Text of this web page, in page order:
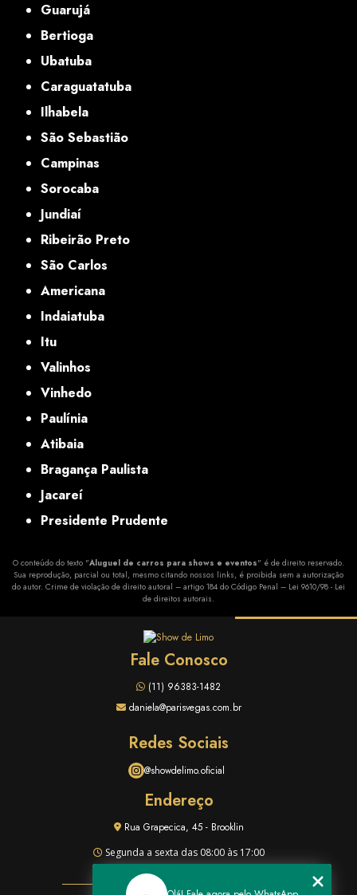
Guarujá
Bertioga
Ubatuba
Caraguatatuba
Ilhabela
São Sebastião
Campinas
Sorocaba
Jundiaí
Ribeirão Preto
São Carlos
Americana
Indaiatuba
Itu
Valinhos
Vinhedo
Paulínia
Atibaia
Bragança Paulista
Jacareí
Presidente Prudente
O conteúdo do texto "Aluguel de carros para shows e eventos" é de direito reservado.
Sua reprodução, parcial ou total, mesmo citando nossos links, é proibida sem a autorização
do autor. Crime de violação de direito autoral – artigo 184 do Código Penal – Lei 9610/98 - Lei
de direitos autorais.
Fale Conosco
(11) 96383-1482
daniela@parisvegas.com.br
Redes Sociais
@showdelimo.oficial
Endereço
Rua Grapecica, 45 - Brooklin
Segunda a sexta das 08:00 às 17:00